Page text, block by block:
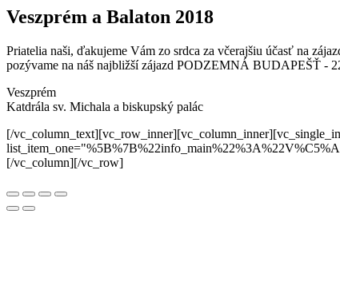
Veszprém a Balaton 2018
Priatelia naši, ďakujeme Vám zo srdca za včerajšiu účasť na
pozývame na náš najbližší zájazd PODZEMNÁ BUDAPEŠŤ -
Veszprém
Katdrála sv. Michala a biskupský palác
[/
[/vc_column][/vc_row]